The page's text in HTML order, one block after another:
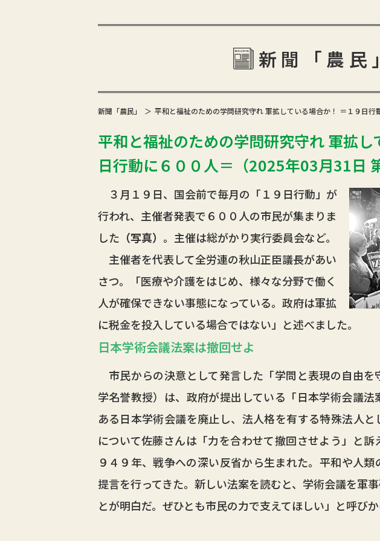
新聞「農民
新聞「農民」 平和と福祉のための学問研究守れ 軍拡している場合か！ ＝１９日
平和と福祉のための学問研究守れ 軍拡し
日行動に６００人＝（2025年03月31日
３月１９日、国会前で毎月の「１９日行動」が
行われ、主催者発表で６００人の市民が集まりま
した （写真） 。主催は総がかり実行委員会など。
主催者を代表して全労連の秋山正臣議長があい
さつ。「医療や介護をはじめ、様々な分野で働く
人が確保できない事態になっている。政府は軍拡
に税金を投入している場合ではない」と述べました。
日本学術会議法案は撤回せよ
市民からの決意として発言した「学問と表現の自由を
学名誉教授）は、政府が提出している「日本学術会議
ある日本学術会議を廃止し、法人格を有する特殊法人
について佐藤さんは「力を合わせて撤回させよう」と
９４９年、戦争への深い反省から生まれた。平和や人
提言を行ってきた。新しい法案を読むと、学術会議を軍
とが明白だ。ぜひとも市民の力で支えてほしい」と呼びか